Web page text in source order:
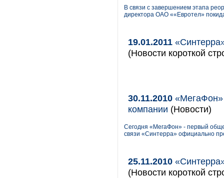
В связи с завершением этапа
директора ОАО ««Евротел»
19.01.2011
(Новости короткой
30.11.2010 «МегаФон»
компании (Новости)
Сегодня «МегаФон» - первый
связи «Синтерра» официально
25.11.2010
(Новости короткой